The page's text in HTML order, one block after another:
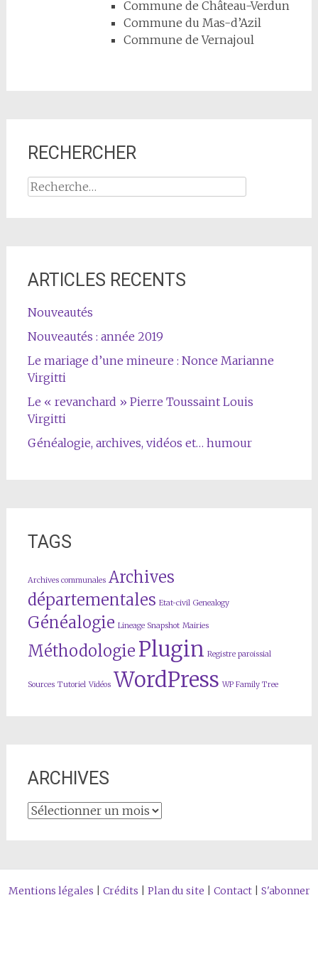
Commune de Château-Verdun
Commune du Mas-d’Azil
Commune de Vernajoul
RECHERCHER
Rechercher :
ARTICLES RECENTS
Nouveautés
Nouveautés : année 2019
Le mariage d’une mineure : Nonce Marianne
Virgitti
Le « revanchard » Pierre Toussaint Louis
Virgitti
Généalogie, archives, vidéos et… humour
TAGS
Archives communales Archives
départementales Etat-civil Genealogy
Généalogie Lineage Snapshot Mairies
Méthodologie Plugin Registre paroissial
Sources Tutoriel Vidéos WordPress WP Family Tree
ARCHIVES
ARCHIVES
Mentions légales Crédits Plan du site Contact| S'abonner